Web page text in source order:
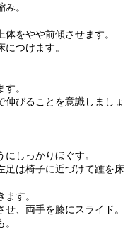
。
をやや前傾させます。
つけます。
。
伸びることを意識しましょ
しっかりほぐす。
足は椅子に近づけて踵を床
す。
、両手を膝にスライド。